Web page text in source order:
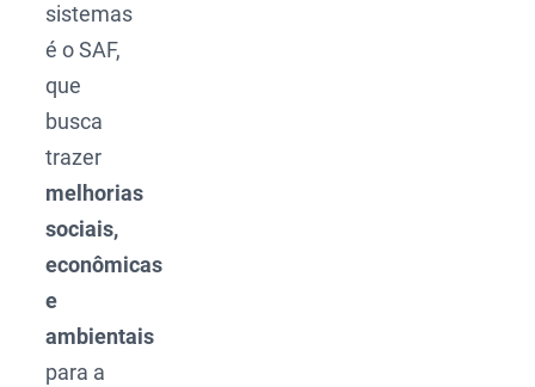
sistemas
é o SAF,
que
busca
trazer
melhorias
sociais,
econômicas
e
ambientais
para a